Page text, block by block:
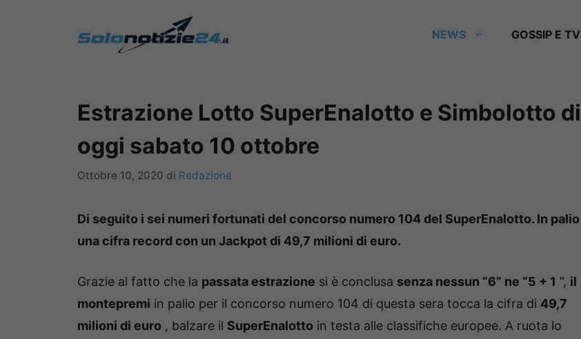
NEWS GOSSIP E TV
Estrazione Lotto SuperEnalotto e Simbolotto di
oggi sabato 10 ottobre
Ottobre 10, 2020 di Redazione
Di seguito i sei numeri fortunati del concorso numero 104 del SuperEnalotto. In palio
una cifra record con un Jackpot di 49,7 milioni di euro.
Grazie al fatto che la passata estrazione si è conclusa senza nessun “6” ne “5 + 1 “, il
montepremi in palio per il concorso numero 104 di questa sera tocca la cifra di 49,7
milioni di euro , balzare il SuperEnalotto in testa alle classifiche europee. A ruota lo